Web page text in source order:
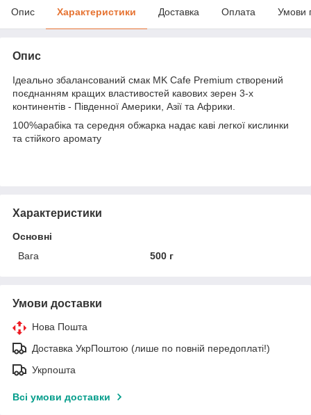
Опис Характеристики Доставка Оплата Умови
Опис
Ідеально збалансований смак MK Cafe Premium створений
поєднанням кращих властивостей кавових зерен 3-х
континентів - Південної Америки, Азії та Африки.
100%арабіка та середня обжарка надає каві легкої кислинки
та стійкого аромату
Характеристики
Основні
Вага
500 г
Умови доставки
Нова Пошта
Доставка УкрПоштою (лише по повній передоплаті!)
Укрпошта
Всі умови доставки